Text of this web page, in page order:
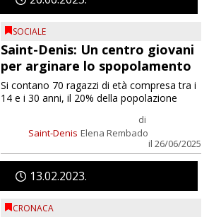
SOCIALE
Saint-Denis: Un centro giovani
per arginare lo spopolamento
Saint-Denis
di
Elena Rembado
il 26/06/2025
Si contano 70 ragazzi di età compresa tra i
14 e i 30 anni, il 20% della popolazione
1302 2023
CRONACA